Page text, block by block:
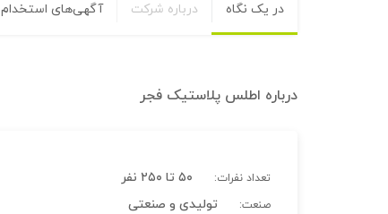
در یک نگاه درباره شرکت آگهی‌های استخدام
درباره اطلس پلاستیک فجر
تعداد نفرات: ۵۰ تا ۲۵۰ نفر
صنعت: تولیدی و صنعتی